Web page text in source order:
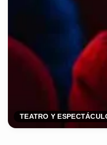
TEATRO Y